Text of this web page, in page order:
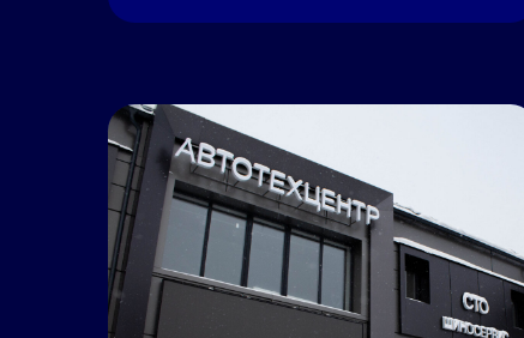
ИСТОРИИ ОДНОГО
«АВТОТЕХЦЕНТРА»
логотип, вывеска, указатели, флагштоки,
интерьерное оформление